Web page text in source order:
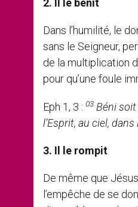
2. Il le bénit
Dans l’humilité, le
sans le Seigneur,
de la multiplication
pour qu’une foule
Eph 1, 3 : 03 Béni
l’Esprit, au ciel, dans
3. Il le rompit
De même que
l’empêche de se